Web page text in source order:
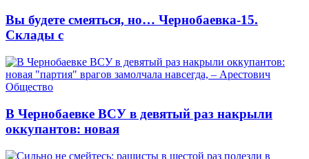
Вы будете смеяться, но… Чернобаевка-15.
Склады с
Общество
В Чернобаевке ВСУ в девятый раз накрыли
оккупантов: новая